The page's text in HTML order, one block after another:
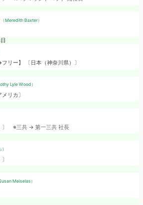
（Meredith Baxter）
リー】 〔日本（神奈川県）〕
Lyle Wood）
リカ〕
〕 ※三共 → 第一三共 社長
Meiselas）